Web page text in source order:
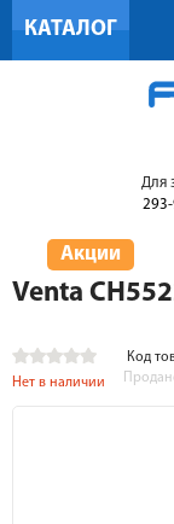
КАТАЛОГ
Для
Акции
Venta
Код
Нет в наличии